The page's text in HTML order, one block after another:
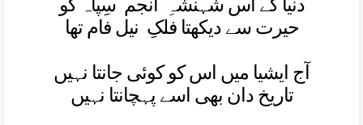
حيرت سے ديکھتا فلکِ نيل فام تھا
آج ايشيا ميں اس کو کوئی جانتا نہيں
تاريخ دان بھی اسے پہچانتا نہيں